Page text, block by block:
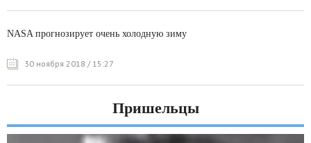
NASA прогнозирует очень холодную зиму
30 ноября 2018 / 15:27
Пришельцы